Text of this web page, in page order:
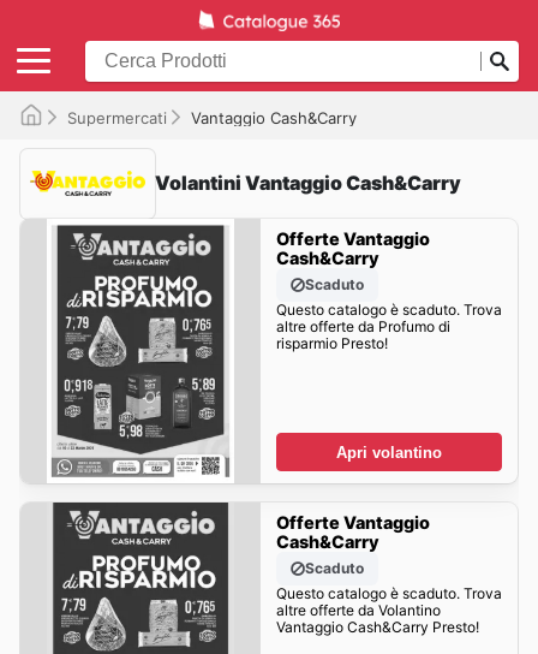
Supermercati Vantaggio Cash&Carry
Volantini Vantaggio Cash&Carry
Offerte Vantaggio
Cash&Carry
Scaduto
Questo catalogo è scaduto. Trova
altre offerte da Profumo di
risparmio Presto!
Apri volantino
Offerte Vantaggio
Cash&Carry
Scaduto
Questo catalogo è scaduto. Trova
altre offerte da Volantino
Vantaggio Cash&Carry Presto!